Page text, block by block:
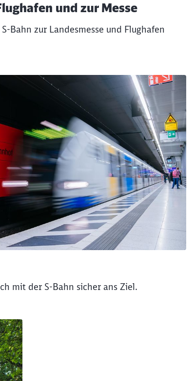
und zur Messe
Bahn zur Landesmesse und Flughafen
mit der S-Bahn sicher ans Ziel.